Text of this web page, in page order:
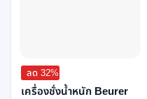
ลด 32%
เครื่องชั่งน้ำหนัก Beurer